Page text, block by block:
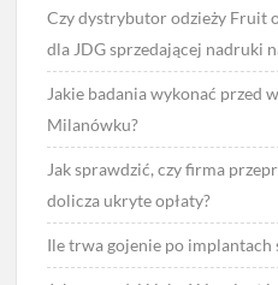
Czy dystrybutor odzieży Fruit
dla JDG sprzedającej nadruki
Jakie badania wykonać przed
Milanówku?
Jak sprawdzić, czy firma
dolicza ukryte opłaty?
Ile trwa gojenie po